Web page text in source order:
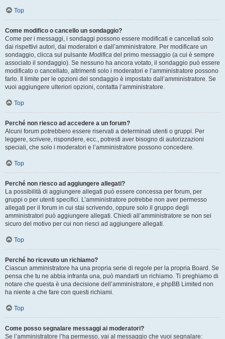
Top
Come modifico o cancello un sondaggio?
Come per i messaggi, i sondaggi possono essere modificati e cancellati solo
dai rispettivi autori, dai moderatori e dall’amministratore. Per modificare un
sondaggio, clicca sul pulsante Modifica del primo messaggio (a cui è sempre
associato il sondaggio). Se nessuno ha ancora votato, il sondaggio può essere
modificato o cancellato, altrimenti solo i moderatori e l’amministratore possono
farlo. Il limite per le opzioni del sondaggio è impostato dall’amministratore. Se
vuoi aggiungere ulteriori opzioni, contatta l’amministratore.
Top
Perché non riesco ad accedere a un forum?
Alcuni forum potrebbero essere riservati a determinati utenti o gruppi. Per
leggere, scrivere, rispondere, ecc., potresti aver bisogno di autorizzazioni
speciali, che solo i moderatori e l’amministratore possono concedere.
Top
Perché non riesco ad aggiungere allegati?
La possibilità di aggiungere allegati può essere concessa per forum, per
gruppi o per utenti specifici. L’amministratore potrebbe non aver permesso
allegati per il forum in cui stai scrivendo, oppure solo il gruppo degli
amministratori può aggiungere allegati. Chiedi all’amministratore se non sei
sicuro del motivo per cui non riesci ad aggiungere allegati.
Top
Perché ho ricevuto un richiamo?
Ciascun amministratore ha una propria serie di regole per la propria Board. Se
pensa che tu ne abbia infranta una, può mandarti un richiamo. Ti preghiamo di
notare che questa è una decisione dell’amministratore, e phpBB Limited non
ha niente a che fare con questi richiami.
Top
Come posso segnalare messaggi ai moderatori?
Se l’amministratore l’ha permesso, vai al messaggio che vuoi segnalare: